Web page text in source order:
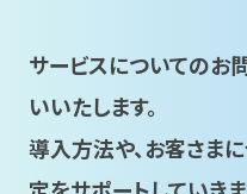
サービスについてのお
いいたします。
導入方法や、お客さま